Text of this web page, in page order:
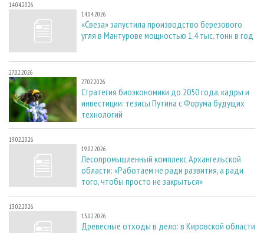
14.04.2026
14.04.2026
«Свеза» запустила производство березового
угля в Мантурове мощностью 1,4 тыс. тонн в год
27.02.2026
27.02.2026
Стратегия биоэкономики до 2050 года, кадры и
инвестиции: тезисы Путина с Форума будущих
технологий
19.02.2026
19.02.2026
Лесопромышленный комплекс Архангельской
области: «Работаем не ради развития, а ради
того, чтобы просто не закрыться»
13.02.2026
13.02.2026
Древесные отходы в дело: в Кировской области